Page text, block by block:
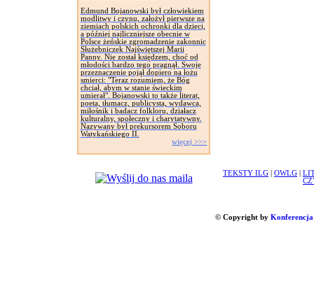
Edmund Bojanowski był człowiekiem
modlitwy i czynu, założył pierwsze na
ziemiach polskich ochronki dla dzieci,
a później najliczniejsze obecnie w
Polsce żeńskie zgromadzenie zakonnic
Służebniczek Najświętszej Marii
Panny. Nie został księdzem, choć od
młodości bardzo tego pragnął. Swoje
przeznaczenie pojął dopiero na łożu
smierci: "Teraz rozumiem, że Bóg
chciał, abym w stanie świeckim
umierał". Bojanowski to także literat,
poeta, tłumacz, publicysta, wydawca,
miłośnik i badacz folkloru, działacz
kulturalny, społeczny i charytatywny.
Nazywany był prekursorem Soboru
Watykańskiego II.
więcej >>>
TEKSTY ILG OWLG
© Copyright by Konferencja